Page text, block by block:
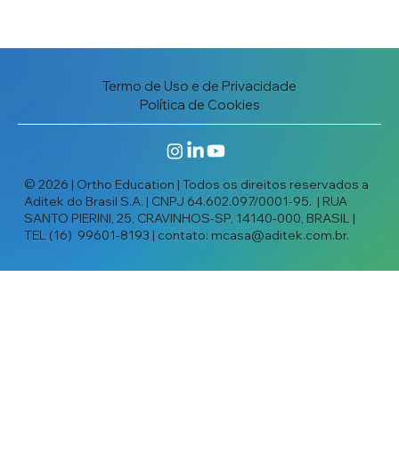
Política de Cookies
Termo de Uso e de Privacidade
© 2026 | Ortho Education | Todos os direitos reservados a
Aditek do Brasil S.A. | CNPJ 64.602.097/0001-95. | RUA
SANTO PIERINI, 25, CRAVINHOS-SP, 14140-000, BRASIL |
TEL (16) 99601-8193 | contato: mcasa@aditek.com.br.